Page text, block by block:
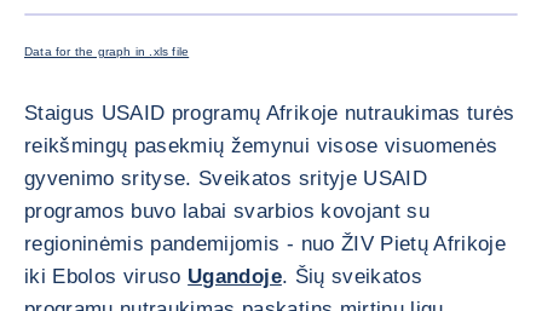
Data for the graph in .xls file
Staigus USAID programų Afrikoje nutraukimas turės
reikšmingų pasekmių žemynui visose visuomenės
gyvenimo srityse. Sveikatos srityje USAID
programos buvo labai svarbios kovojant su
regioninėmis pandemijomis - nuo ŽIV Pietų Afrikoje
iki Ebolos viruso Ugandoje. Šių sveikatos